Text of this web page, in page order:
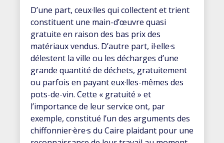
D’une part, ceux·lles qui collectent et trient
constituent une main-d’œuvre quasi
gratuite en raison des bas prix des
matériaux vendus. D’autre part, il·elle·s
délestent la ville ou les décharges d’une
grande quantité de déchets, gratuitement
ou parfois en payant eux·lles-mêmes des
pots-de-vin. Cette « gratuité » et
l’importance de leur service ont, par
exemple, constitué l’un des arguments des
chiffonnier·ère·s du Caire plaidant pour une